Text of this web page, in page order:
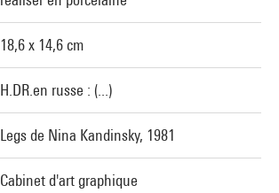
18,6 x 14,6 cm
H.DR.en russe : (...)
Legs de Nina Kandinsky, 1981
Cabinet d'art graphique